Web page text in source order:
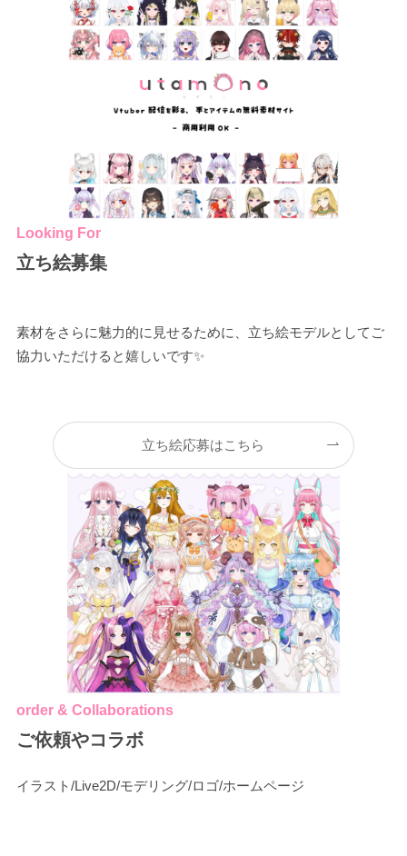
Looking For
立ち絵募集
素材をさらに魅力的に見せるために、立ち絵モデルとしてご
協力いただけると嬉しいです✨
立ち絵応募はこちら
order & Collaborations
ご依頼やコラボ
イラスト/Live2D/モデリング/ロゴ/ホームページ